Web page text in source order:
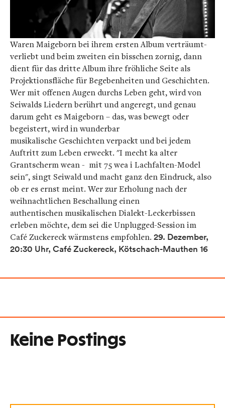
Waren Maigeborn bei ihrem ersten Album verträumt-
verliebt und beim zweiten ein bisschen zornig, dann
dient für das dritte Album ihre fröhliche Seite als
Projektionsfläche für Begebenheiten und Geschichten.
Wer mit offenen Augen durchs Leben geht, wird von
Seiwalds Liedern berührt und angeregt, und genau
darum geht es Maigeborn – das, was bewegt oder
begeistert, wird in wunderbar
musikalische Geschichten verpackt und bei jedem
Auftritt zum Leben erweckt. "I mecht ka alter
Grantscherm wean - mit 75 wea i Lachfalten-Model
sein", singt Seiwald und macht ganz den Eindruck, also
ob er es ernst meint. Wer zur Erholung nach der
weihnachtlichen Beschallung einen
authentischen musikalischen Dialekt-Leckerbissen
erleben möchte, dem sei die Unplugged-Session im
Café Zuckereck wärmstens empfohlen. 29. Dezember,
20:30 Uhr, Café Zuckereck, Kötschach-Mauthen 16
Keine Postings